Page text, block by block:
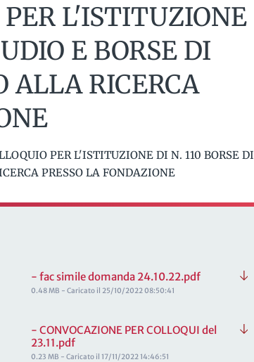
L'ISTITUZIONE
E BORSE DI
ALLA RICERCA
PER L'ISTITUZIONE DI N. 110 BORSE DI
PRESSO LA FONDAZIONE
- fac simile domanda 24.10.22.pdf
0.48 MB - Caricato il 25/10/2022 08:50:41
- CONVOCAZIONE PER COLLOQUI del
23.11.pdf
0.23 MB - Caricato il 17/11/2022 14:46:51